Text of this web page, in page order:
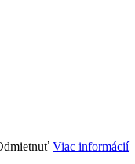
Viac informácií